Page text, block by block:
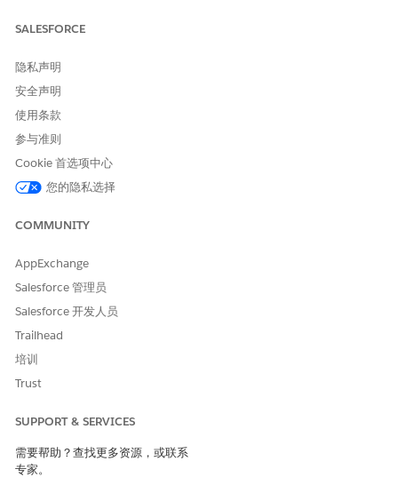
引用操作类型
参考操作
此操作是否执行一个或多个提
示模板？
请与我们共享您的想法，以便我们进行改进！
SALESFORCE
隐私声明
安全声明
使用条款
参与准则
Cookie 首选项中心
您的隐私选择
COMMUNITY
AppExchange
Salesforce 管理员
Salesforce 开发人员
Trailhead
培训
Trust
SUPPORT & SERVICES
需要帮助？查找更多资源，或联系
专家。